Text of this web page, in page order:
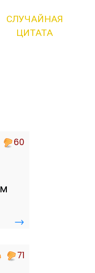
СЛУЧАЙНАЯ
ЦИТАТА
60
→
71